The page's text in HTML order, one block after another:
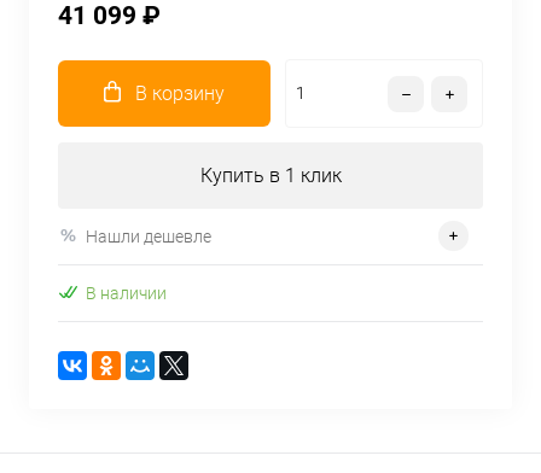
41 099 ₽
В корзину
Купить в 1 клик
Нашли дешевле
В наличии